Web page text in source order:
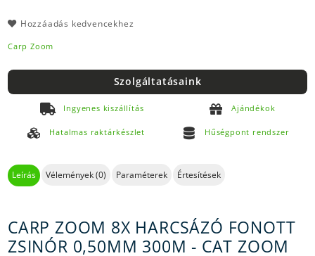
Hozzáadás kedvencekhez
Carp Zoom
Szolgáltatásaink
Ingyenes kiszállítás Ajándékok
Hatalmas raktárkészlet Hűségpont rendszer
Leírás Vélemények (0) Paraméterek Értesítések
CARP ZOOM 8X HARCSÁZÓ FONOTT
ZSINÓR 0,50MM 300M - CAT ZOOM